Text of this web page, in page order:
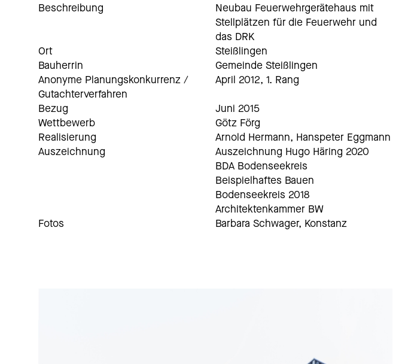
Beschreibung
Neubau Feuerwehrgerätehaus mit
Stellplätzen für die Feuerwehr und
das DRK
Ort
Steißlingen
Bauherrin
Gemeinde Steißlingen
Anonyme Planungskonkurrenz /
Gutachterverfahren
April 2012, 1. Rang
Bezug
Juni 2015
Wettbewerb
Götz Förg
Realisierung
Arnold Hermann, Hanspeter Eggmann
Auszeichnung
Auszeichnung Hugo Häring 2020
BDA Bodenseekreis
Beispielhaftes Bauen
Bodenseekreis 2018
Architektenkammer BW
Fotos
Barbara Schwager, Konstanz